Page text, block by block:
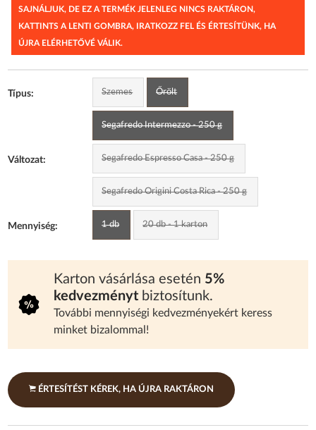
SAJNÁLJUK, DE EZ A TERMÉK JELENLEG NINCS RAKTÁRON,
KATTINTS A LENTI GOMBRA, IRATKOZZ FEL ÉS ÉRTESÍTÜNK, HA
ÚJRA ELÉRHETŐVÉ VÁLIK.
Típus: Szemes Őrölt
Változat:
Segafredo Intermezzo - 250 g
Segafredo Espresso Casa - 250 g
Segafredo Origini Costa Rica - 250 g
Mennyiség: 1 db 20 db - 1 karton
Karton vásárlása esetén 5%
kedvezményt biztosítunk.
További mennyiségi kedvezményekért keress
minket bizalommal!
ÉRTESÍTÉST KÉREK, HA ÚJRA RAKTÁRON